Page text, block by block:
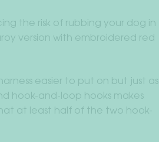
the risk of rubbing your dog in
version with embroidered red
easier to put on but just as
hook-and-loop hooks makes
at least half of the two hook-